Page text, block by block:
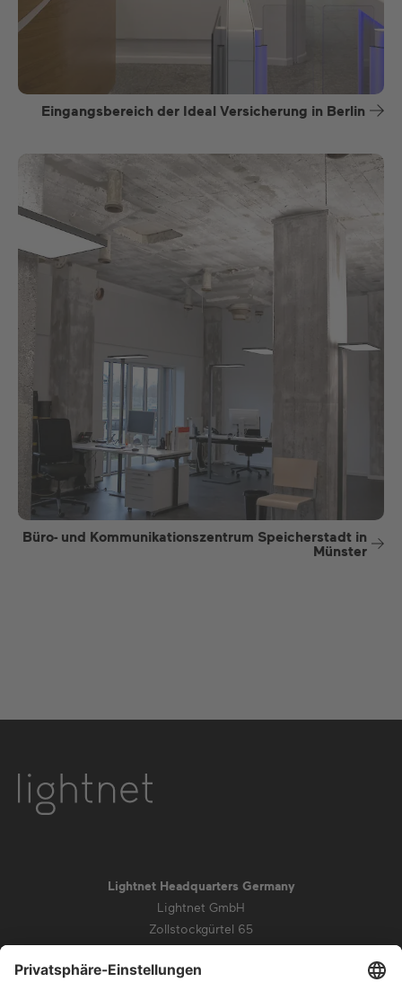
Eingangsbereich der Ideal Versicherung in Berlin
Büro- und Kommunikationszentrum Speicherstadt in
Münster
Lightnet Headquarters Germany
Lightnet GmbH
Zollstockgürtel 65
50969 Köln